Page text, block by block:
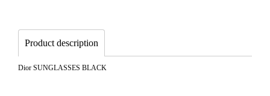
Product description
Dior SUNGLASSES BLACK